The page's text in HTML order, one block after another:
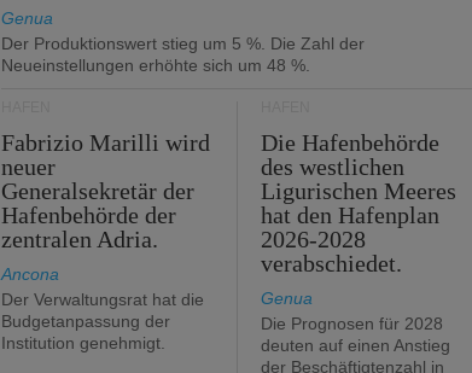
Genua
Der Produktionswert stieg um 5 %. Die Zahl der
Neueinstellungen erhöhte sich um 48 %.
Fabrizio Marilli wird
neuer
Generalsekretär der
Hafenbehörde der
zentralen Adria.
Ancona
Der Verwaltungsrat hat die
Budgetanpassung der
Institution genehmigt.
Die Hafenbehörde
des westlichen
Ligurischen Meeres
hat den Hafenplan
2026-2028
verabschiedet.
Genua
Die Prognosen für 2028
deuten auf einen Anstieg
der Beschäftigtenzahl in